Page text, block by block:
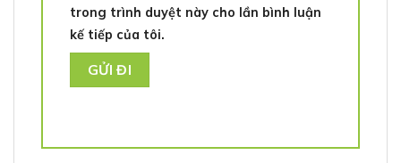
trong trình duyệt này cho lần bình luận
kế tiếp của tôi.